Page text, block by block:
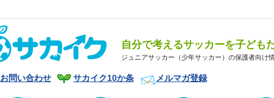
自分で考えるサッカーを子ども
ジュニアサッカー（少年サッカー）の保護者向け情
お問い合わせ サカイク10か条 メルマガ登録